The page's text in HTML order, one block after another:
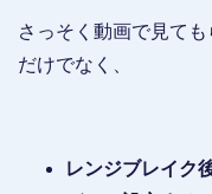
さっそく動画で見て
だけでなく、
レンジブレイク